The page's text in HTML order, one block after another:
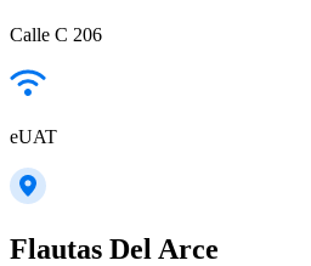
Calle C 206
eUAT
Flautas Del Arce